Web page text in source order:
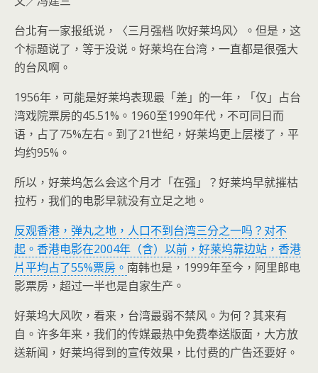
台北有一家报纸说，〈三月强档 吹好莱坞风〉。但是，这
个标题说了，等于没说。好莱坞在台湾，一直都是很强大
的台风啊。
1956年，可能是好莱坞表现最「差」的一年，
「仅」占台
湾戏院票房的45.51%。1960至1990年代，不可同日而
语，占了75%左右。到了21世纪，好莱坞更上层楼了，平
均约95%。
所以，好莱坞怎么会这个月才「在强」？好莱坞早就摧枯
拉朽，我们的电影早就没有立足之地。
反观香港，弹丸之地，人口不到台湾三分之一吗？对不
起。香港电影在2004年（含）以前，好莱坞靠边站，香港
片平均占了55%票房。 南韩也是，1999年至今，阿里郎电
影票房，超过一半也是自家生产。
好莱坞大风吹，看来，台湾最弱不禁风。为何？其来有
自。许多年来，我们的传媒最热中免费奉送版面，大方放
送新闻，好莱坞得到的宣传效果，比付费的广告还要好。